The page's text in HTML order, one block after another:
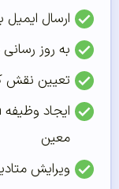
ارسال ایمیل
به روز
تعیین نقش
معین
ویرایش